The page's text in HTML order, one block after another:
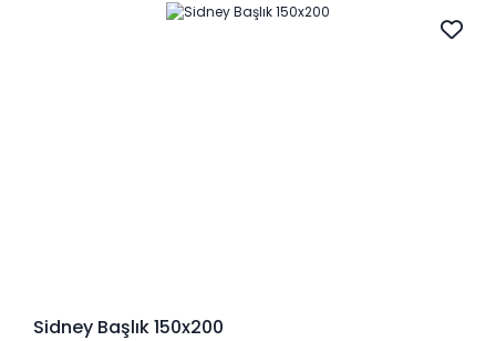
Sidney Başlık 150x200